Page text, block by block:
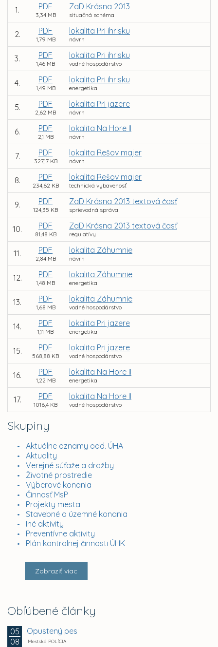
Skupiny
Aktuálne oznamy odd. ÚHA
Aktuality
Verejné súťaže a dražby
Životné prostredie
Výberové konania
Činnosť MsP
Projekty mesta
Stavebné a územné konania
Iné aktivity
Preventívne aktivity
Plán kontrolnej činnosti ÚHK
Zobraziť viac
Obľúbené články
05
08
Opustený pes
Mestská POLÍCIA
1. PDF
3,34 MB
ZaD Krásna 2013
situačná schéma
2. PDF
1,79 MB
lokalita Pri ihrisku
návrh
3. PDF
1,46 MB
lokalita Pri ihrisku
vodné hospodárstvo
4. PDF
1,49 MB
lokalita Pri ihrisku
energetika
5. PDF
2,62 MB
lokalita Pri jazere
návrh
6. PDF
2,1 MB
lokalita Na Hore II
návrh
7. PDF
327,17 KB
lokalita Rešov majer
návrh
8. PDF
234,62 KB
lokalita Rešov majer
technická vybavenosť
9. PDF
124,35 KB
ZaD Krásna 2013 textová časť
sprievodná správa
10. PDF
81,48 KB
ZaD Krásna 2013 textová časť
regulatívy
11. PDF
2,84 MB
lokalita Záhumnie
návrh
12. PDF
1,48 MB
lokalita Záhumnie
energetika
13. PDF
1,68 MB
lokalita Záhumnie
vodné hospodárstvo
14. PDF
1,11 MB
lokalita Pri jazere
energetika
15. PDF
568,88 KB
lokalita Pri jazere
vodné hospodárstvo
16. PDF
1,22 MB
lokalita Na Hore II
energetika
17. PDF
1016,4 KB
lokalita Na Hore II
vodné hospodárstvo